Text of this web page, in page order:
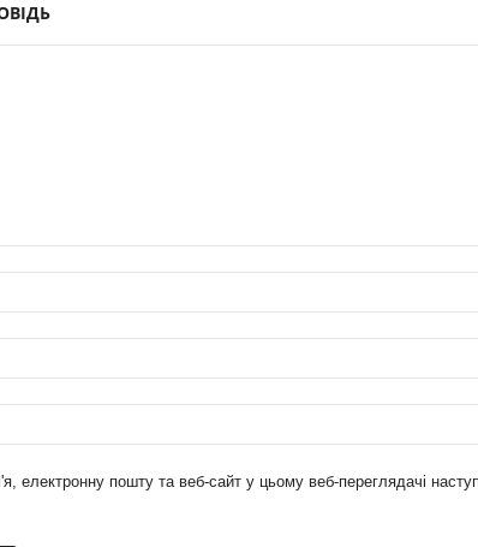
електронну пошту та веб-сайт у цьому веб-переглядачі